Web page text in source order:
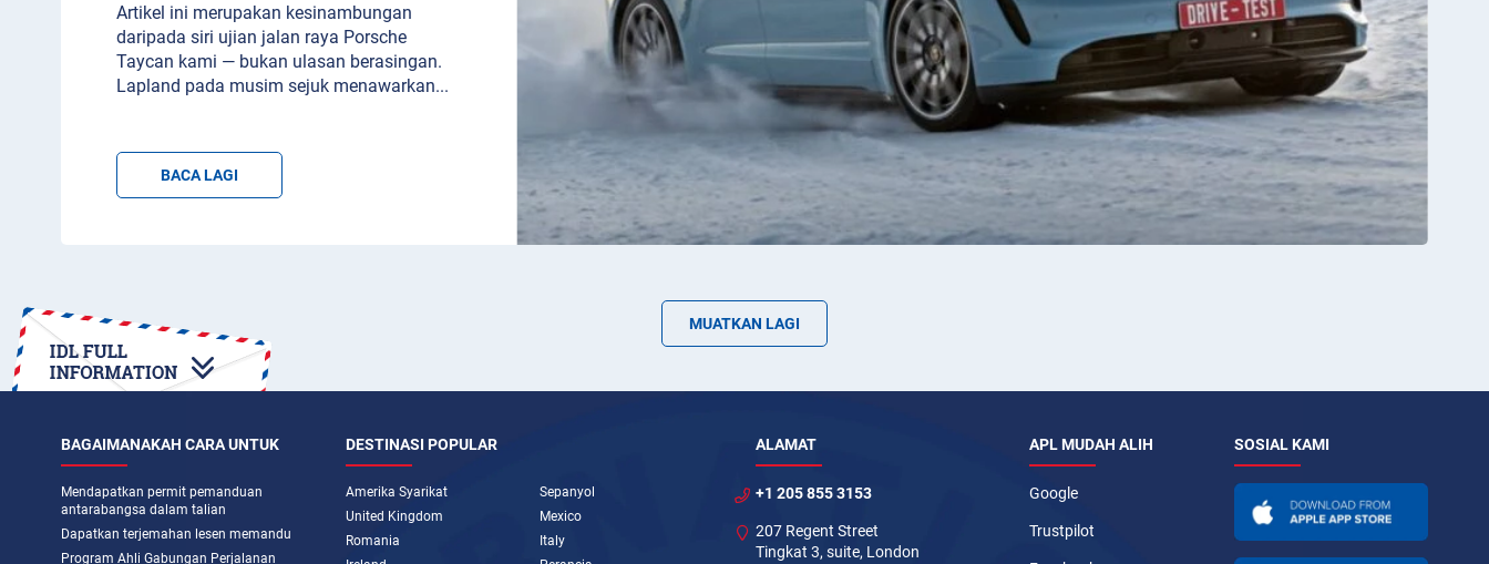
Artikel ini merupakan kesinambungan
daripada siri ujian jalan raya Porsche
Taycan kami — bukan ulasan berasingan.
Lapland pada musim sejuk menawarkan...
BACA LAGI
MUATKAN LAGI
BAGAIMANAKAH CARA UNTUK
Mendapatkan permit pemanduan
antarabangsa dalam talian
Dapatkan terjemahan lesen memandu
Program Ahli Gabungan Perjalanan
DESTINASI POPULAR
Amerika Syarikat
United Kingdom
Romania
Sepanyol
Mexico
Italy
ALAMAT
+1 205 855 3153
207 Regent Street
Tingkat 3, suite, London
APL MUDAH ALIH
Google
Trustpilot
SOSIAL KAMI